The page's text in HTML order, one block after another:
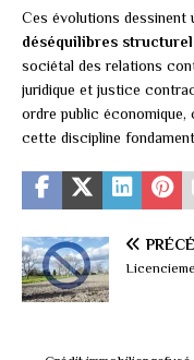
Ces évolutions
déséquilibres
sociétal des relations
juridique et justice
ordre public économique,
cette discipline